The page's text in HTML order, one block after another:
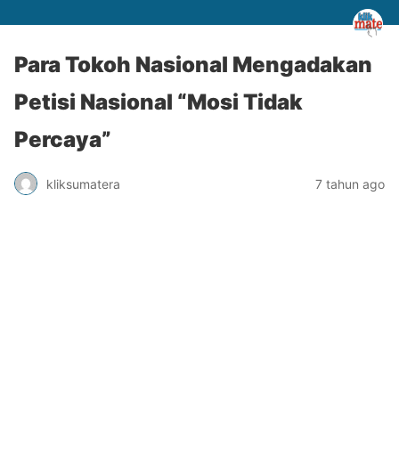
Para Tokoh Nasional Mengadakan
Petisi Nasional “Mosi Tidak
Percaya”
kliksumatera 7 tahun ago